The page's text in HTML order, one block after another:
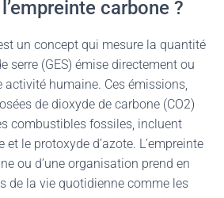
carbone ?
un concept qui mesure la quantité
serre (GES) émise directement ou
activité humaine. Ces émissions,
de dioxyde de carbone (CO2)
combustibles fossiles, incluent
le protoxyde d’azote. L’empreinte
ou d’une organisation prend en
de la vie quotidienne comme les